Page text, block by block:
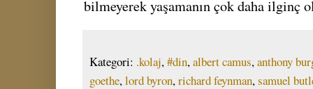
bilmeyerek yaşamanın çok daha ilginç
Kategori: .kolaj,#din,albert camus,anthony
goethe,lord byron,richard feynman,samuel